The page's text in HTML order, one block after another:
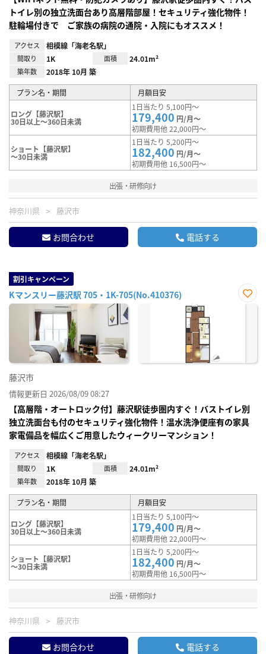
トイレ別の独立洗面台あり高層階部屋！セキュリティ強化物件！
駐輪場付きで ご家族の病院の通院・入院にもオススメ！
アクセス 相模線「海老名駅」
間取り 1K 面積 24.01m²
築年数 2018年 10月 築
プラン名・期間 月額目安
ロング【藤沢駅】
30日以上～360日未満
1日当たり 5,100円～
179,400 円/月～
初期費用他 22,000円～
ショート【藤沢駅】
～30日未満
1日当たり 5,200円～
182,400 円/月～
初期費用他 16,500円～
出張・研修向け
神奈川県 藤沢市
お問合わせ 電話する
割引キャンペーン
Kマンスリー藤沢駅 705・1K-705(No.410376)
お気
藤沢市
情報更新日 2026/08/09 08:27
【高層階・オートロック付】藤沢駅徒歩圏内すぐ！バストイレ別
独立洗面台も付のセキュリティ強化物件！温水洗浄便座有の家具
家電備品を幅広くご用意したウィークリーマンション！
アクセス 相模線「海老名駅」
間取り 1K 面積 24.01m²
築年数 2018年 10月 築
プラン名・期間 月額目安
ロング【藤沢駅】
30日以上～360日未満
1日当たり 5,100円～
179,400 円/月～
初期費用他 22,000円～
ショート【藤沢駅】
～30日未満
1日当たり 5,200円～
182,400 円/月～
初期費用他 16,500円～
出張・研修向け
神奈川県 藤沢市
お問合わせ 電話する